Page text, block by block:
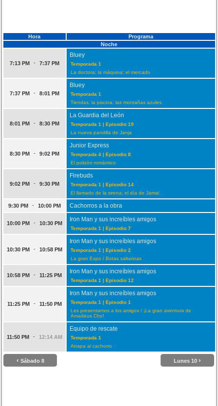
Hora
Programa
Noche
7:13 PM - 7:37 PM
Bluey
Temporada 1
La doctora; la máquina; el mercado
7:37 PM - 8:01 PM
Bluey
Temporada 1
Tiendas, la piscina, las montañas azules
8:01 PM - 8:30 PM
La Guardia del León
Temporada 1 | Episodio 19
La nueva pandilla de Janja
8:30 PM - 9:02 PM
Junior Express
Temporada 4 | Episodio 8
El polizón romántico
9:02 PM - 9:30 PM
Firebuds
Temporada 1 | Episodio 14
El llamado de la sirena; el día de Jamal
9:30 PM - 10:00 PM Cachorros a la obra
10:00 PM - 10:30 PM
Iron Man y sus increíbles amigos
Temporada 1 | Episodio 7
10:30 PM - 10:58 PM
Iron Man y sus increíbles amigos
Temporada 1 | Episodio 2
La gran Expo / Botas saltarinas
10:58 PM - 11:25 PM
Iron Man y sus increíbles amigos
Temporada 1 | Episodio 12
11:25 PM - 11:50 PM
Iron Man y sus increíbles amigos
Temporada 1 | Episodio 1
Les presentamos a los amigos / ¡La gran aventura de
Amadeus Cho!
11:50 PM - 12:14 AM
Equipo de rescate
Temporada 1
Atrapa al cachorro
‹ Sábado 8 Lunes 10 ›